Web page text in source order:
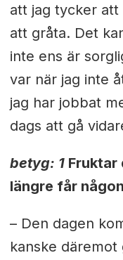
att jag tycker
att gråta. Det
inte ens är
var när jag inte
jag har jobbat
dags att gå
betyg: 1Fruktar
längre får
– Den dagen
kanske